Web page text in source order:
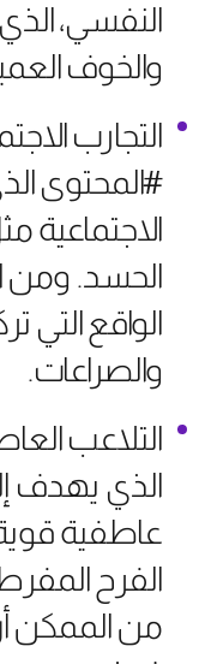
النفسي،
والخوف
التجارب
#المحتوى
الاجتماعية
الحسد. ومن
الواقع التي
والصراعات.
التلاعب
الذي يهدف
عاطفية
الفرح
من الممكن